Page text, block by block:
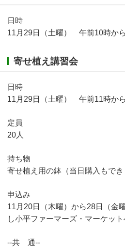
日時
11月29日（土曜） 午前10時か
寄せ植え講習会
日時
11月29日（土曜） 午前11時か
定員
20人
持ち物
寄せ植え用の鉢（当日購入もで
申込み
11月20日（木曜）から28日（金
し小平ファーマーズ・マーケット
--共 通--